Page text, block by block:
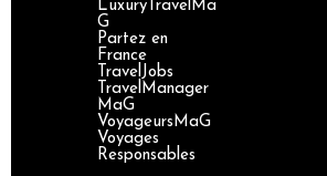
LuxuryTravelMa
G
Partez en
France
TravelJobs
TravelManager
MaG
VoyageursMaG
Voyages
Responsables